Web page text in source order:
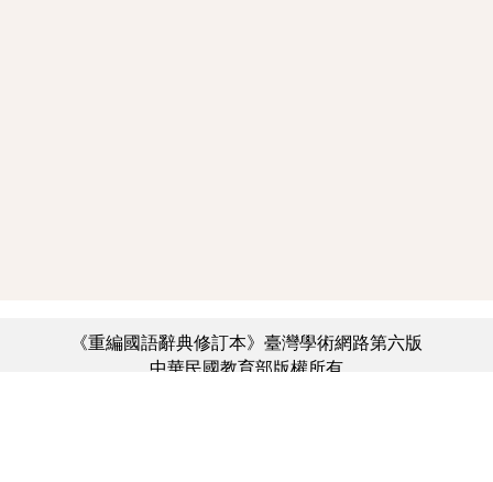
《重編國語辭典修訂本》臺灣學術網路第六版
中華民國教育部版權所有